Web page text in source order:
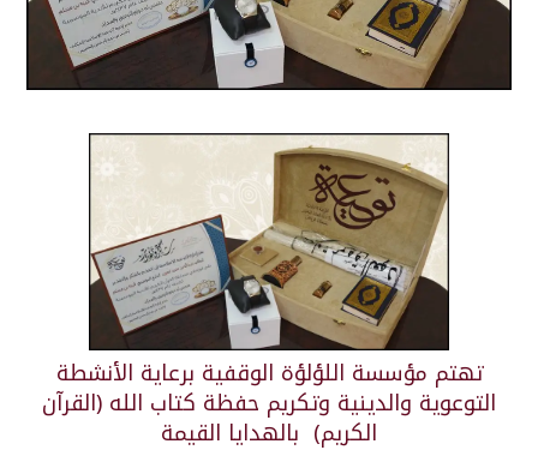
تهتم مؤسسة اللؤلؤة الوقفية برعاية الأنشطة
التوعوية والدينية وتكريم حفظة كتاب الله (القرآن
الكريم) بالهدايا القيمة